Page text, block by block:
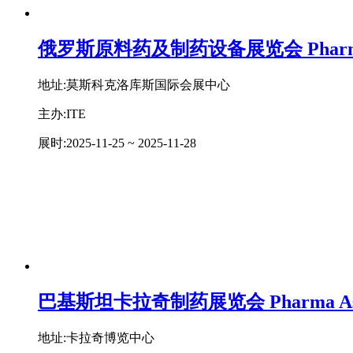
俄罗斯原料药及制药设备展览会
地址:莫斯科克洛库斯国际会展中心
主办:ITE
展时:2025-11-25 ~ 2025-11-28
巴基斯坦卡拉奇制药展览会 Pharma
地址:卡拉奇博览中心